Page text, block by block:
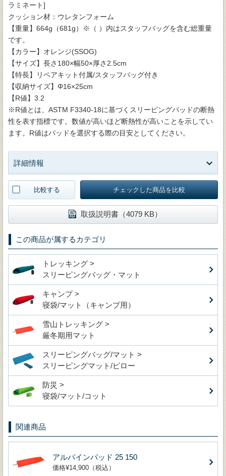
ラミネート]
クッション材：ウレタンフォーム
【重量】664g（681g）※（ ）内はスタッフバッグを含む総重量
です。
【カラー】オレンジ(SSOG)
【サイズ】長さ180×幅50×厚さ2.5cm
【特長】リペアキット付属/スタッフバッグ付き
【収納サイズ】Φ16×25cm
【R値】3.2
※R値とは、ASTM F3340-18に基づくスリーピングパッドの断熱
性を表す指標です。数値が高いほど断熱性が高いことを示してい
ます。R値はパッドを選択する際の目安としてください。
詳細情報
比較する チェックした商品を比較
取扱説明書（4079 KB）
この商品が属するカテゴリ
トレッキング >
スリーピングバッグ・マット
キャンプ >
寝袋/マット（キャンプ用）
雪山トレッキング >
厳冬期用マット
スリーピングバッグ/マット >
スリーピングマット/ピロー
防災 >
寝袋/マット/コット
関連商品
アルパインパッド 25 150
価格¥14,900（税込）